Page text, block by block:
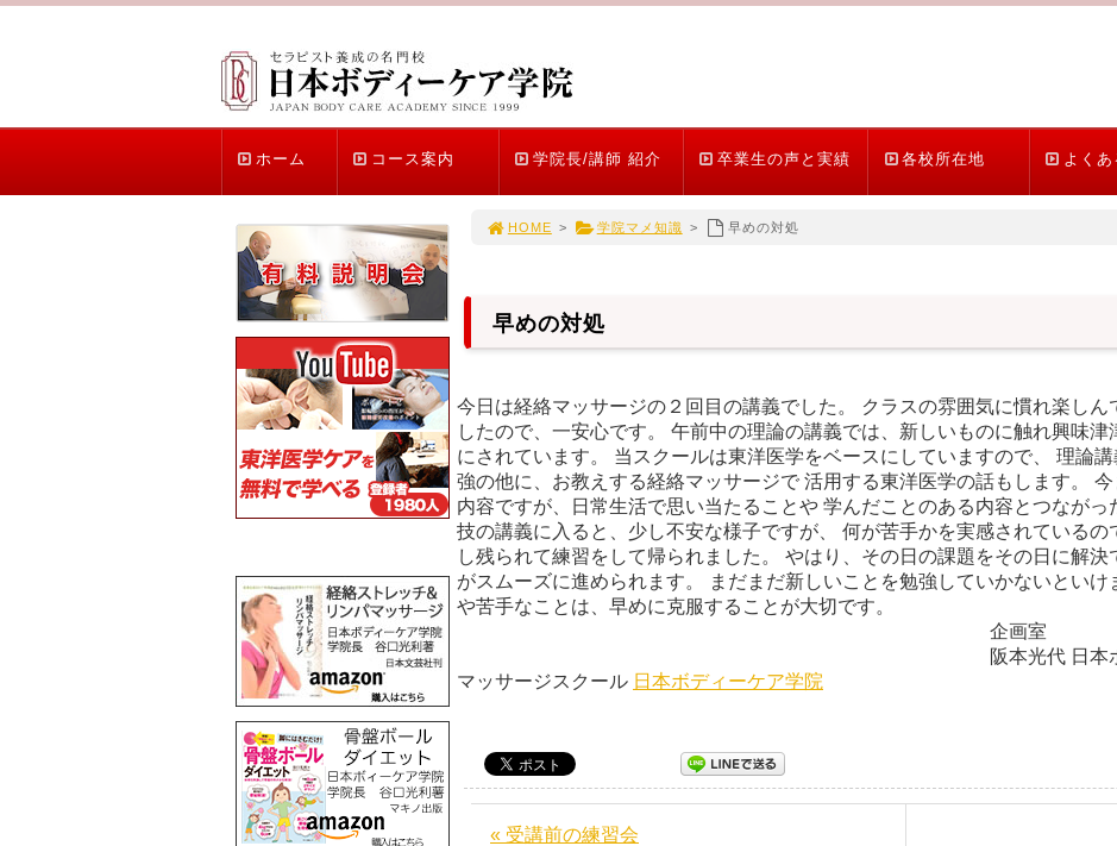
ホーム コース案内 学院長/講師 紹介 卒業生の声と実績 各校所在地 よくあ
HOME > 学院マメ知識 > 早めの対処
早めの対処
今日は経絡マッサージの２回目の講義でした。 クラスの雰囲気に慣れ楽しん
したので、一安心です。 午前中の理論の講義では、新しいものに触れ興味
にされています。 当スクールは東洋医学をベースにしていますので、 理論
強の他に、お教えする経絡マッサージで 活用する東洋医学の話もします。
内容ですが、日常生活で思い当たることや 学んだことのある内容とつなが
技の講義に入ると、少し不安な様子ですが、 何が苦手かを実感されている
し残られて練習をして帰られました。 やはり、その日の課題をその日に解
がスムーズに進められます。 まだまだ新しいことを勉強していかないといけ
や苦手なことは、早めに克服することが大切です。
企画室
阪本光代 日本ボディーケ
マッサージスクール 日本ボディーケア学院
« 受講前の練習会